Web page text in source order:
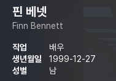
핀 베넷
Finn Bennett
직업
배우
생년월일
1999-12-27
성별
남